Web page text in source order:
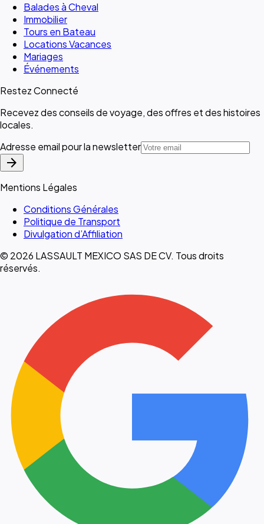
Balades à Cheval
Immobilier
Tours en Bateau
Locations Vacances
Mariages
Événements
Restez Connecté
Recevez des conseils de voyage, des offres et des histoires
locales.
Adresse email pour la newsletter
arrow_forward
Mentions Légales
Conditions Générales
Politique de Transport
Divulgation d’Affiliation
© 2026 LASSAULT MEXICO SAS DE CV. Tous droits
réservés.